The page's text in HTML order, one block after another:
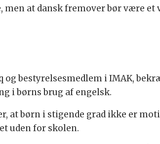
men at dansk fremover bør være et
bestyrelsesmedlem i IMAK,
i børns brug af engelsk.
at børn i stigende grad ikke er
uden for skolen.